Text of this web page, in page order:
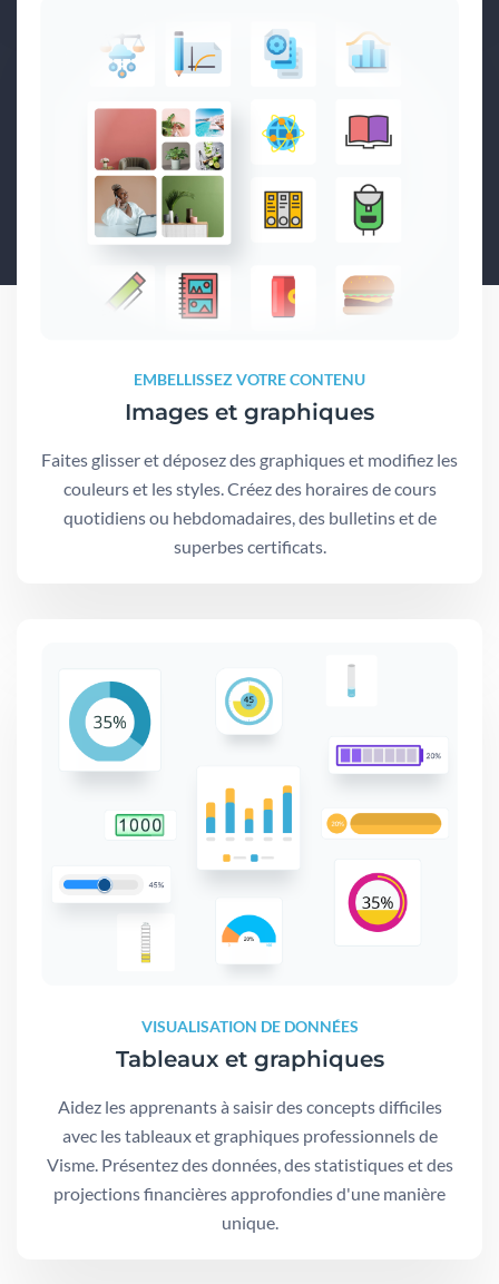
EMBELLISSEZ VOTRE CONTENU
Images et graphiques
Faites glisser et déposez des graphiques et modifiez les
couleurs et les styles. Créez des horaires de cours
quotidiens ou hebdomadaires, des bulletins et de
superbes certificats.
VISUALISATION DE DONNÉES
Tableaux et graphiques
Aidez les apprenants à saisir des concepts difficiles
avec les tableaux et graphiques professionnels de
Visme. Présentez des données, des statistiques et des
projections financières approfondies d'une manière
unique.